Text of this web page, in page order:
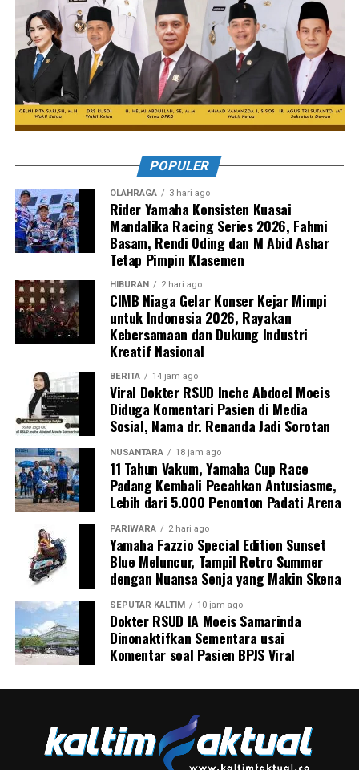
POPULER
OLAHRAGA 3 hari ago
Rider Yamaha Konsisten Kuasai
Mandalika Racing Series 2026, Fahmi
Basam, Rendi Oding dan M Abid Ashar
Tetap Pimpin Klasemen
HIBURAN 2 hari ago
CIMB Niaga Gelar Konser Kejar Mimpi
untuk Indonesia 2026, Rayakan
Kebersamaan dan Dukung Industri
Kreatif Nasional
BERITA 14 jam ago
Viral Dokter RSUD Inche Abdoel Moeis
Diduga Komentari Pasien di Media
Sosial, Nama dr. Renanda Jadi Sorotan
NUSANTARA 18 jam ago
11 Tahun Vakum, Yamaha Cup Race
Padang Kembali Pecahkan Antusiasme,
Lebih dari 5.000 Penonton Padati Arena
PARIWARA 2 hari ago
Yamaha Fazzio Special Edition Sunset
Blue Meluncur, Tampil Retro Summer
dengan Nuansa Senja yang Makin Skena
SEPUTAR KALTIM 10 jam ago
Dokter RSUD IA Moeis Samarinda
Dinonaktifkan Sementara usai
Komentar soal Pasien BPJS Viral